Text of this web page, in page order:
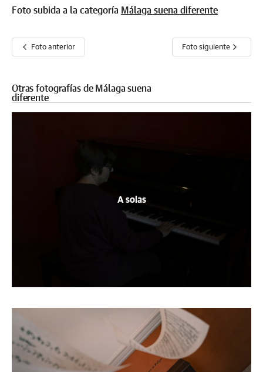
Foto subida a la categoría Málaga suena diferente
Foto anterior Foto siguiente
Otras fotografías de Málaga suena
diferente
A solas